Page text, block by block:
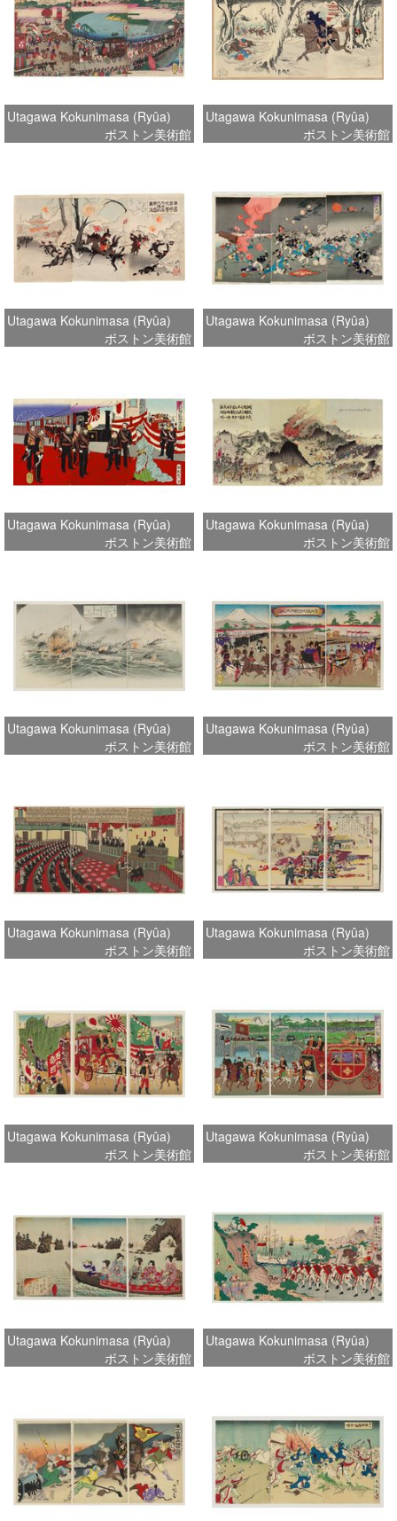
Utagawa Kokunimasa (Ryûa)
ボストン美術館
Utagawa Kokunimasa (Ryûa)
ボストン美術館
Utagawa Kokunimasa (Ryûa)
ボストン美術館
Utagawa Kokunimasa (Ryûa)
ボストン美術館
Utagawa Kokunimasa (Ryûa)
ボストン美術館
Utagawa Kokunimasa (Ryûa)
ボストン美術館
Utagawa Kokunimasa (Ryûa)
ボストン美術館
Utagawa Kokunimasa (Ryûa)
ボストン美術館
Utagawa Kokunimasa (Ryûa)
ボストン美術館
Utagawa Kokunimasa (Ryûa)
ボストン美術館
Utagawa Kokunimasa (Ryûa)
ボストン美術館
Utagawa Kokunimasa (Ryûa)
ボストン美術館
Utagawa Kokunimasa (Ryûa)
ボストン美術館
Utagawa Kokunimasa (Ryûa)
ボストン美術館